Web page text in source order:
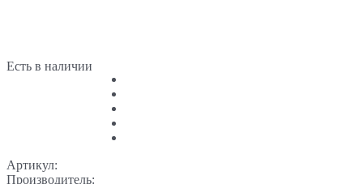
Есть в наличии
Артикул:
Производитель: